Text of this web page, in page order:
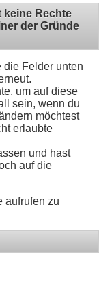
keine Rechte
der Gründe
die Felder unten
um auf diese
sein, wenn du
möchtest
erlaubte
und hast
auf die
aufrufen zu